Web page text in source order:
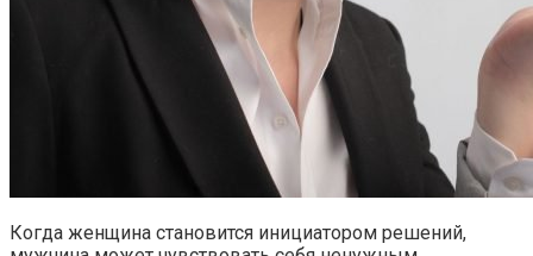
Когда женщина становится инициатором решений,